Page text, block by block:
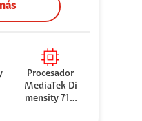
Procesador
MediaTek Di
mensity 710